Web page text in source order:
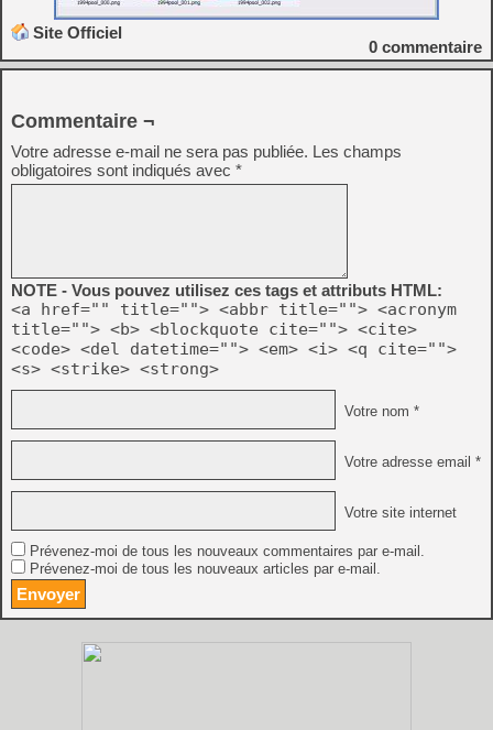
Site Officiel
0 commentaire
Commentaire ¬
Votre adresse e-mail ne sera pas publiée. Les champs
obligatoires sont indiqués avec *
NOTE - Vous pouvez utilisez ces tags et attributs HTML:
<a href="" title=""> <abbr title=""> <acronym
title=""> <b> <blockquote cite=""> <cite>
<code> <del datetime=""> <em> <i> <q cite="">
<s> <strike> <strong>
Votre nom *
Votre adresse email *
Votre site internet
Prévenez-moi de tous les nouveaux commentaires par e-mail.
Prévenez-moi de tous les nouveaux articles par e-mail.